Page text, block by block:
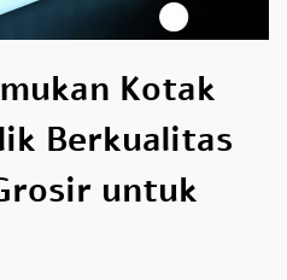
Kotak
Berkualitas
untuk